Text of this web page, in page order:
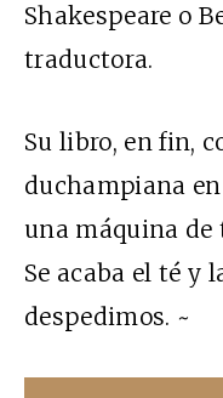
Shakespeare o
traductora.
Su libro, en fin,
duchampiana
una máquina
Se acaba el té y
despedimos. ~